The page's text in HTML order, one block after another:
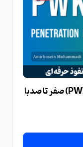
بهترین دوره آموزش کالی لینوکس (PWK) صفر تا صد با